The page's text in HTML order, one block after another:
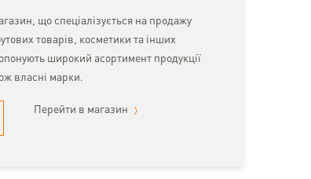
що спеціалізується на продажу
товарів, косметики та інших
широкий асортимент продукції
власні марки.
Перейти в магазин